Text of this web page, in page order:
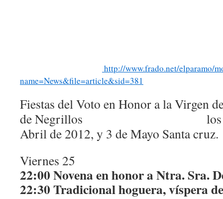
http://www.frado.net/elparamo/
name=News&file=article&sid=381
Fiestas del Voto en Honor a la Virgen
de Negrillos los días
Abril de 2012, y 3 de Mayo Santa cruz.
Viernes 25
22:00 Novena en honor a Ntra. Sra.
22:30 Tradicional hoguera, víspera